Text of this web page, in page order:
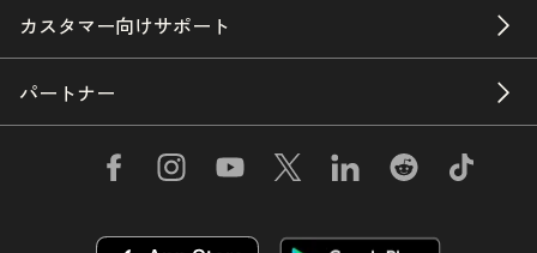
カスタマー向けサポート
パートナー